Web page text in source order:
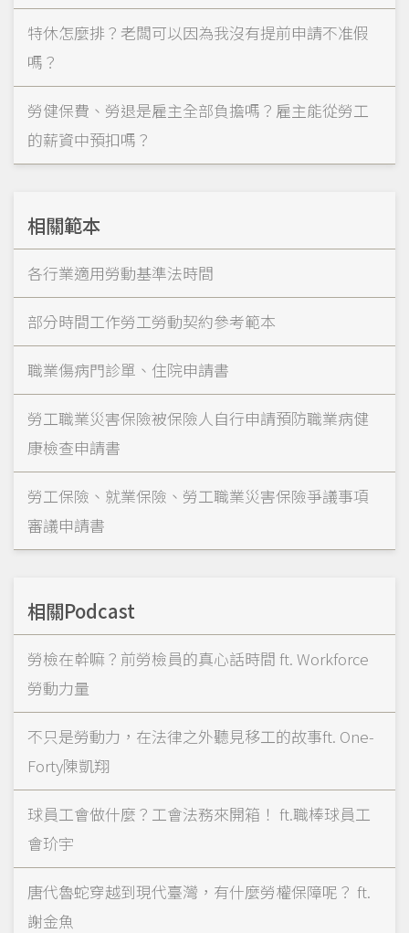
特休怎麼排？老闆可以因為我沒有提前申請不准假
嗎？
勞健保費、勞退是雇主全部負擔嗎？雇主能從勞工
的薪資中預扣嗎？
相關範本
各行業適用勞動基準法時間
部分時間工作勞工勞動契約參考範本
職業傷病門診單、住院申請書
勞工職業災害保險被保險人自行申請預防職業病健
康檢查申請書
勞工保險、就業保險、勞工職業災害保險爭議事項
審議申請書
相關Podcast
勞檢在幹嘛？前勞檢員的真心話時間 ft. Workforce
勞動力量
不只是勞動力，在法律之外聽見移工的故事ft. One-
Forty陳凱翔
球員工會做什麼？工會法務來開箱！ ft.職棒球員工
會玠宇
唐代魯蛇穿越到現代臺灣，有什麼勞權保障呢？ ft.
謝金魚